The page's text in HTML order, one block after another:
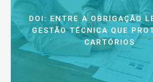
DOI: ENTRE A OBRIGAÇÃO
GESTÃO TÉCNICA QUE
CARTÓRIOS